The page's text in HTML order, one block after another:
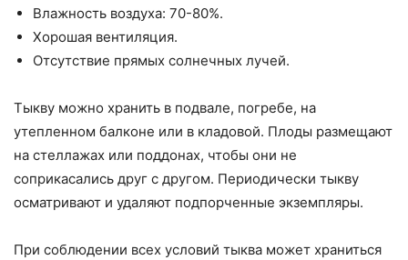
Влажность воздуха: 70-80%.
Хорошая вентиляция.
Отсутствие прямых солнечных лучей.
Тыкву можно хранить в подвале, погребе, на
утепленном балконе или в кладовой. Плоды размещают
на стеллажах или поддонах, чтобы они не
соприкасались друг с другом. Периодически тыкву
осматривают и удаляют подпорченные экземпляры.
При соблюдении всех условий тыква может храниться